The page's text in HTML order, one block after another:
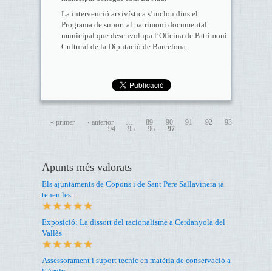
La intervenció arxivística s’inclou dins el
Programa de suport al patrimoni documental
municipal que desenvolupa l’Oficina de Patrimoni
Cultural de la Diputació de Barcelona.
« primer ‹ anterior … 89 90 91 92
93
94
95 96 97
Apunts més valorats
Els ajuntaments de Copons i de Sant Pere Sallavinera ja
tenen les...
Exposició: La dissort del racionalisme a Cerdanyola del
Vallès
Assessorament i suport tècnic en matèria de conservació a